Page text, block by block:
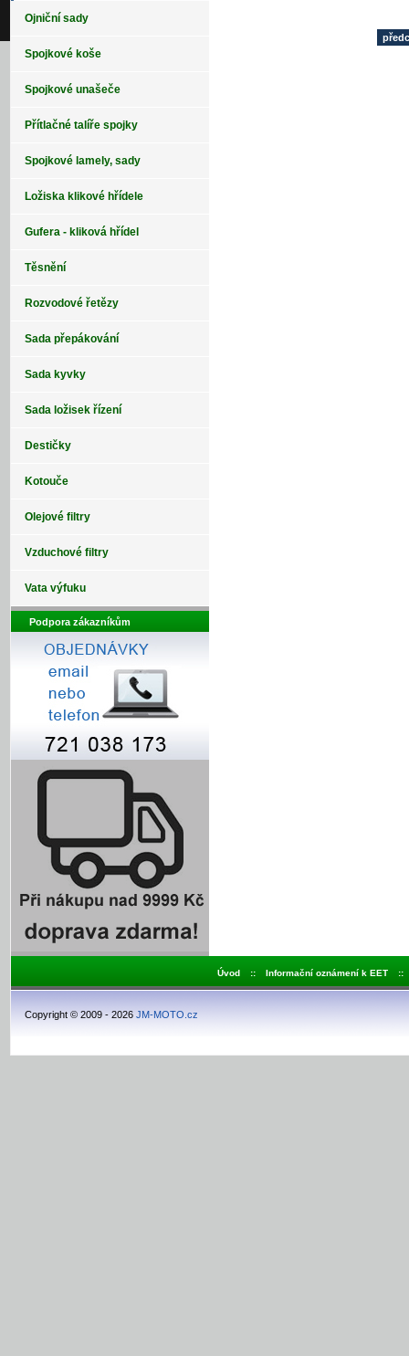
Ojniční sady
Spojkové koše
Spojkové unašeče
Přítlačné talíře spojky
Spojkové lamely, sady
Ložiska klikové hřídele
Gufera - kliková hřídel
Těsnění
Rozvodové řetězy
Sada přepákování
Sada kyvky
Sada ložisek řízení
Destičky
Kotouče
Olejové filtry
Vzduchové filtry
Vata výfuku
Podpora zákazníkům
Úvod :: Informační oznámení k EET ::
Copyright © 2009 - 2026 JM-MOTO.cz